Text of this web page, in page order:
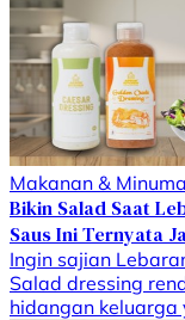
Makanan &
Bikin Salad Saat
Saus Ini Ternyata
Ingin sajian
Salad dressing
hidangan